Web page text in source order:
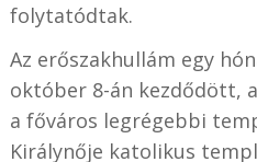
folytatódtak.
Az erőszakhullám egy
október 8-án kezdődött,
a főváros legrégebbi
Királynője katolikus